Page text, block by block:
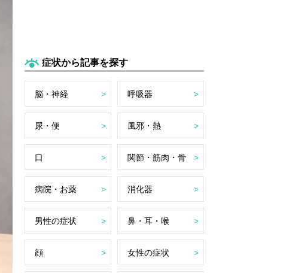
症状から記事を探す
脳・神経 呼吸器
尿・便 風邪・熱
口 関節・筋肉・骨
病院・お薬 消化器
男性の症状 鼻・耳・喉
顔 女性の症状